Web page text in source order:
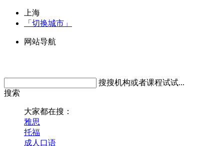
上海
「切换城市」
网站导航
搜搜机构或者课程试试...
搜索
大家都在搜：
雅思
托福
成人口语